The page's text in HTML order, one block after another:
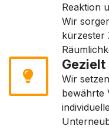
Reaktion
Wir
kürzester
Wir
bewährte